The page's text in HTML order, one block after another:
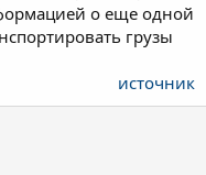
о еще одной
грузы
источник